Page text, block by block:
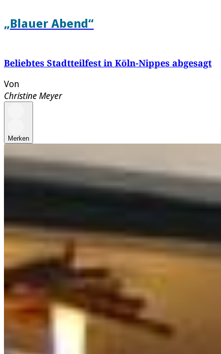
„Blauer Abend“
Beliebtes Stadtteilfest in Köln-Nippes abgesagt
Von
Christine Meyer
Merken